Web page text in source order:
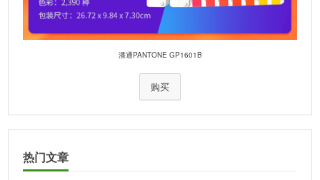
潘通PANTONE GP1601B
购买
热门文章